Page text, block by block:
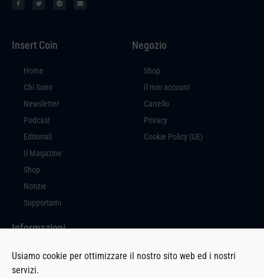
Usiamo cookie per ottimizzare il nostro sito web ed i nostri
servizi.
Insert Coin
Home
Chi Sono
Newsletter
Podcast
Editoriali
Il Magazine
Shop
Notizie
Supportami
Negozio
Shop
Il mio account
Carrello
Privacy
Cookie Policy (UE)
Informazioni
Insert Coin è un prodotto editoriale a cura di Massimiliano Di Marco, con
sede in Via Milano, 94 – 27029 Vigevano (PV).